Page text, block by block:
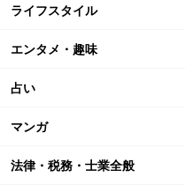
ライフスタイル
エンタメ・趣味
占い
マンガ
法律・税務・士業全般